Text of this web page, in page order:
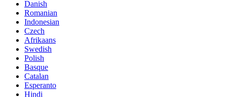
Danish
Romanian
Indonesian
Czech
Afrikaans
Swedish
Polish
Basque
Catalan
Esperanto
Hindi